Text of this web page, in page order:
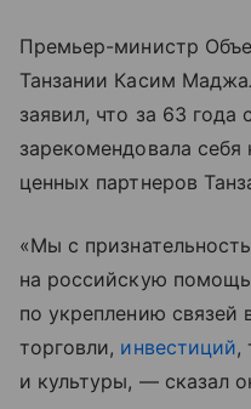
Премьер-министр
Танзании Касим
заявил, что за 63 года
зарекомендовала
ценных партнеров
«Мы с
на российскую
по укреплению связей
торговли, инвестиций,
и культуры, — сказал